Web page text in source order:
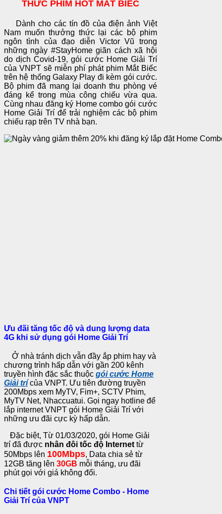
THỨC PHIM HOT MẮT BIẾC
Dành cho các tín đồ của điện ảnh Việt
Nam muốn thưởng thức lại các bộ phim
ngôn tình của đạo diễn Victor Vũ trong
những ngày #StayHomegiãn cách xã hội
do dịch Covid-19, gói cước Home Giải Trí
của VNPT sẽ miễn phí phát phim Mắt Biếc
trên hệ thống Galaxy Play đi kèm gói cước.
Bộ phim đã mang lại doanh thu phòng vé
đáng kể trong mùa công chiếu vừa qua.
Cùng nhau đăng ký Home combo gói cước
Home Giải Trí để trải nghiệm các bộ phim
chiếu rạp trên TV nhà bạn.
Ưu đãi tăng tốc độ và dung lượng data
4G khi sử dụng gói Home Giải Trí
Ở nhà tránh dịch vẫn đầy ắp phim hay và
chương trình hấp dẫn với gần 200 kênh
truyền hình đặc sắc thuộc gói cước Home
Giảitrícủa VNPT. Ưu tiên đường truyền
200Mbps xem MyTV, Fim+, SCTV Phim,
MyTV Net, Nhaccuatui. Gọi ngay hotline để
lắp internet VNPT gói Home Giải Trí với
những ưu đãi cực kỳ hấp dẫn.
Đặc biệt, Từ 01/03/2020, gói Home Giải
trí đã được nhân đôi tốc độ Internet từ
50Mbps lên 100Mbps, Data chia sẻ từ
12GB tăng lên 30GB mỗi tháng, ưu đãi
phút gọi với giá không đổi.
Chi tiết gói cước Home Combo - Home
Giải Trí của VNPT